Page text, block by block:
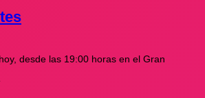
desde las 19:00 horas en el Gran